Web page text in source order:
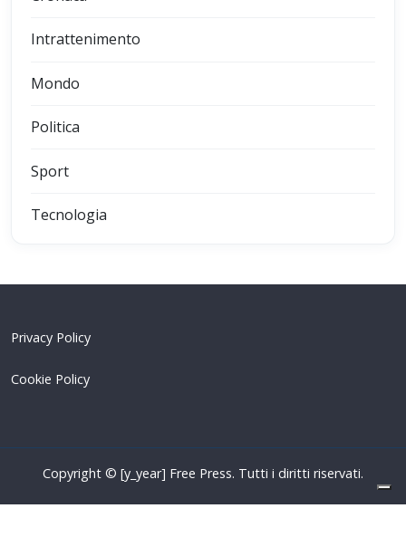
Intrattenimento
Mondo
Politica
Sport
Tecnologia
Privacy Policy
Cookie Policy
Copyright © [y_year] Free Press. Tutti i diritti riservati.